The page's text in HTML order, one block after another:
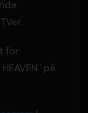
for
på